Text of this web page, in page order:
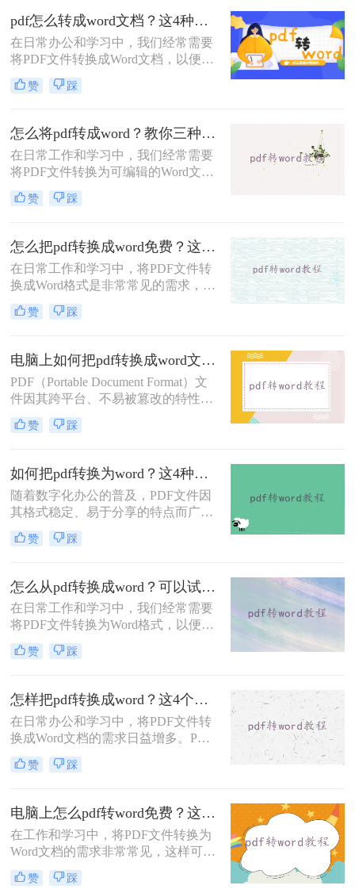
word文档呢？本文将介绍两种将PDF
转换成Word文档的方法。
pdf怎么转成word文档？这4种方法操作起来很简单！
在日常办公和学习中，我们经常需要
将PDF文件转换成Word文档，以便进
行编辑、修改或进一步处理。那么
PDF怎么转成Word文档呢？本文将介
方法，帮助你轻松完成PDF到Word的
转换。
赞 踩
怎么将pdf转成word？教你三种方法转换！
在日常工作和学习中，我们经常需要
将PDF文件转换为可编辑的Word文
档，以便进行修改、编辑或进一步处
理。那么怎么将PDF转成Word呢？本
效方法，帮助你轻松完成PDF到Word
的转换。
赞 踩
怎么把pdf转换成word免费？这3个方法可以一试！
在日常工作和学习中，将PDF文件转
换成Word格式是非常常见的需求，尤
其是在需要编辑和修改文档内容时。
那么怎么把pdf转换成word免费呢？本
助您轻松完成PDF到Word的转换。
赞 踩
电脑上如何把pdf转换成word文档？试试这三个实用方法！
PDF（Portable Document Format）文
件因其跨平台、不易被篡改的特性而
广受欢迎，但在某些情况下，我们可
能需要将其转换为可编辑的Word文
文档呢？本文将介绍三种在电脑上将
PDF转换为Word文档的方法。
赞 踩
如何把pdf转换为word？这4种转换方法快来看！
随着数字化办公的普及，PDF文件因
其格式稳定、易于分享的特点而广泛
应用于各类文档的保存与传输。然
而，在需要对PDF文档进行编辑时，
首选。那么如何把pdf转换为word呢？
本文将介绍四种将PDF转换为Word的
方法。
赞 踩
怎么从pdf转换成word？可以试试这三个方法！
在日常工作和学习中，我们经常需要
将PDF文件转换为Word格式，以便于
编辑和修改。那么怎么从pdf转换成
word呢？本文将介绍三种将PDF转换
和适用场景，您可以根据自己的需求
选择最合适的方式。
赞 踩
怎样把pdf转换成word？这4个转换方法快收藏起来！
在日常办公和学习中，将PDF文件转
换成Word文档的需求日益增多。PDF
文件因其不易被编辑和修改的特性而
广受青睐，但在某些情况下，我们可
步的编辑和修改。那么怎样把PDF转
换成Word呢？本文将介绍四种将PDF
转换成Word的方法，旨在帮助用户快
速、准确地完成PDF到Word的转换。
赞 踩
电脑上怎么pdf转word免费？这三个方法分享给大家！
在工作和学习中，将PDF文件转换为
Word文档的需求非常常见，这样可以
方便地编辑和修改文档内容。那么电
脑上怎么PDF转Word免费呢？本文将
赞 踩